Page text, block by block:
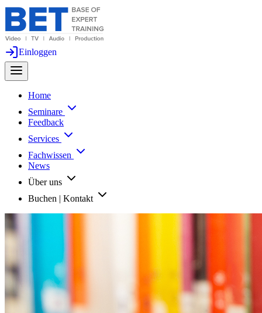
Einloggen
Home
Seminare
Feedback
Services
Fachwissen
News
Über uns
Buchen | Kontakt